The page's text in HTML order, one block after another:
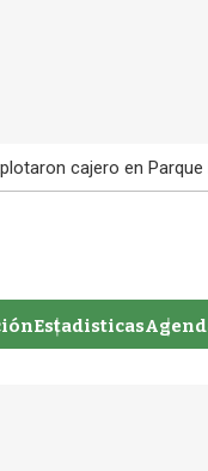
cajero en
Estadisticas